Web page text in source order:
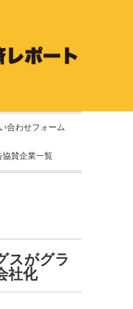
合わせフォーム
協賛企業一覧
スがグラ
社化